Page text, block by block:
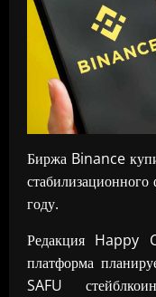
Биржа Binance
году.
Редакция Happy
платформа
SAFU